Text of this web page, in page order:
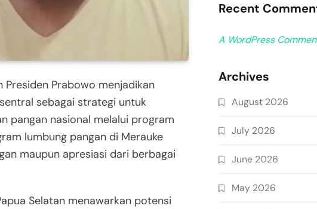
Prabowo menjadikan
sebagai strategi untuk
pangan nasional melalui program
lumbung pangan di Merauke
maupun apresiasi dari berbagai
Selatan menawarkan potensi
Recent
A WordPress
Archives
August 2026
July 2026
June 2026
May 2026